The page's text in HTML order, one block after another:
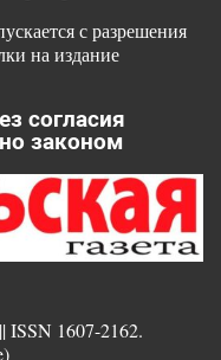
с разрешения
на издание
согласия
законом
ISSN 1607-2162.